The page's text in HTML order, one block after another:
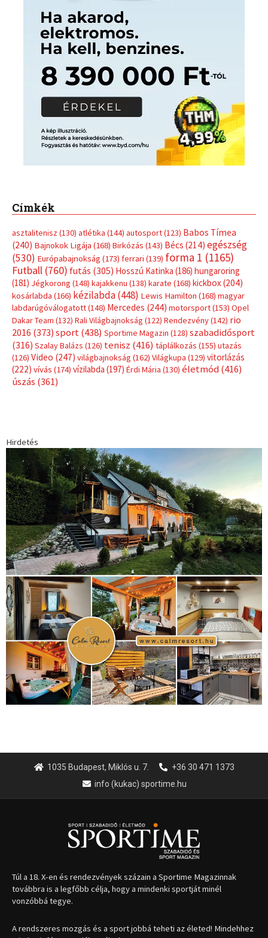
Címkék
asztalitenisz (130) atlétika (144) autosport(123) Babos Tímea
(240) Bajnokok Ligája (168) Birkózás (143) Bécs (214) egészség
(530) Európabajnokság (173) ferrari (139) forma 1 (1165)
Futball (760) futás (305) Hosszú Katinka (186) hungaroring
(181) Jégkorong (148) kajakkenu (138) karate (168) kickbox(204)
kosárlabda (166) kézilabda(448) Lewis Hamilton (168) magyar
labdarúgóválogatott(148) Mercedes (244) motorsport(153) Opel
Dakar Team (132) Rali Világbajnokság (122) Rendezvény(142) rio
2016 (373) sport(438) Sportime Magazin (128) szabadidősport
(316) Szalay Balázs (126) tenisz (416) táplálkozás (155) utazás
(126) Video (247) világbajnokság (162) Világkupa (129) vitorlázás
(222) vívás (174) vízilabda (197) Érdi Mária (130) életmód(416)
úszás (361)
Hirdetés
1035 Budapest, Miklós u. 7.
+36 30 471 1373
info (kukac) sportime.hu
Túl a 18. X-en és rendezvények százain a Sportime Magazinnak
továbbra is a legfőbb célja, hogy a mindenki sportját minél
vonzóbbá tegye.
A rendszeres mozgás és a sport jobbá teheti az életed! Mindehhez